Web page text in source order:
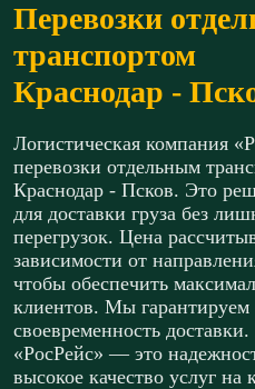
Перевозки
транспортом
Краснодар -
Логистическая компания
перевозки отдельным
Краснодар - Псков. Это
для доставки груза без
перегрузок. Цена
зависимости от
чтобы обеспечить
клиентов. Мы гарантируем
своевременность
«РосРейс» — это
высокое качество услуг на